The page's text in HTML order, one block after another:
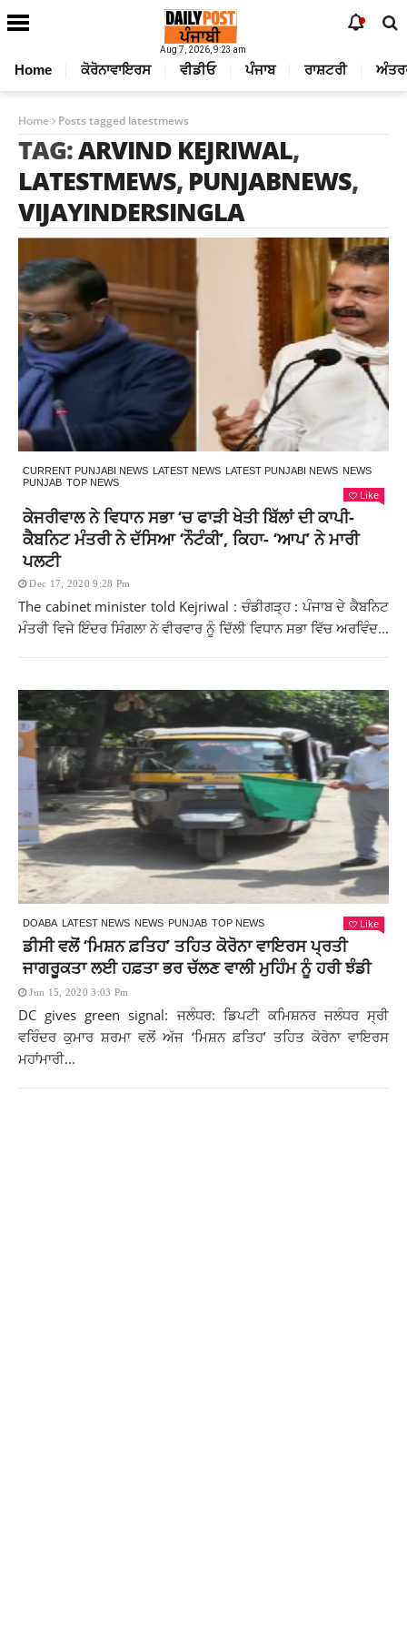
Aug 7, 2026, 9:23 am
Home ਕੋਰੋਨਾਵਾਇਰਸ ਵੀਡੀਓ ਪੰਜਾਬ ਰਾਸ਼ਟਰੀ
Home Posts tagged latestmews
TAG:ARVIND KEJRIWAL,
LATESTMEWS, PUNJABNEWS,
VIJAYINDERSINGLA
CURRENT PUNJABI NEWS LATEST NEWS LATEST PUNJABI NEWS NEWS
PUNJAB TOP NEWS
Like
ਕੇਜਰੀਵਾਲ ਨੇ ਵਿਧਾਨ ਸਭਾ ‘ਚ ਫਾੜੀ ਖੇਤੀ ਬਿੱਲਾਂ ਦੀ ਕਾਪੀ-
ਕੈਬਨਿਟ ਮੰਤਰੀ ਨੇ ਦੱਸਿਆ ‘ਨੌਟੰਕੀ’, ਕਿਹਾ- ‘ਆਪ’ ਨੇ ਮਾਰੀ
ਪਲਟੀ
Dec 17, 2020 9:28 Pm
The cabinet minister told Kejriwal : ਚੰਡੀਗੜ੍ਹ : ਪੰਜਾਬ ਦੇ ਕੈਬਨਿਟ
ਮੰਤਰੀ ਵਿਜੇ ਇੰਦਰ ਸਿੰਗਲਾ ਨੇ ਵੀਰਵਾਰ ਨੂੰ ਦਿੱਲੀ ਵਿਧਾਨ ਸਭਾ ਵਿੱਚ ਅਰਵਿੰਦ...
DOABA LATEST NEWS NEWS PUNJAB TOP NEWS Like
ਡੀਸੀ ਵਲੋਂ ‘ਮਿਸ਼ਨ ਫ਼ਤਿਹ’ ਤਹਿਤ ਕੋਰੋਨਾ ਵਾਇਰਸ ਪ੍ਰਤੀ
ਜਾਗਰੂਕਤਾ ਲਈ ਹਫ਼ਤਾ ਭਰ ਚੱਲਣ ਵਾਲੀ ਮੁਹਿੰਮ ਨੂੰ ਹਰੀ ਝੰਡੀ
Jun 15, 2020 3:03 Pm
DC gives green signal: ਜਲੰਧਰ: ਡਿਪਟੀ ਕਮਿਸ਼ਨਰ ਜਲੰਧਰ ਸ੍ਰੀ
ਵਰਿੰਦਰ ਕੁਮਾਰ ਸ਼ਰਮਾ ਵਲੋਂ ਅੱਜ ‘ਮਿਸ਼ਨ ਫ਼ਤਿਹ’ ਤਹਿਤ ਕੋਰੋਨਾ ਵਾਇਰਸ
ਮਹਾਂਮਾਰੀ...